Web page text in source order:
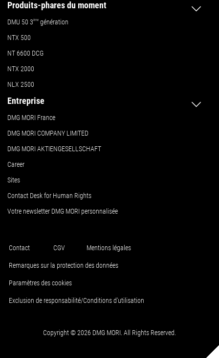
Produits-phares du moment
DMU 50 3ème génération
NTX 500
NT 6600 DCG
NTX 2000
NLX 2500
Entreprise
DMG MORI France
DMG MORI COMPANY LIMITED
DMG MORI AKTIENGESELLSCHAFT
Career
Sites
Contact Desk for Human Rights
Votre newsletter DMG MORI personnalisée
Contact CGV Mentions légales
Remarques sur la protection des données
Paramètres des cookies
Exclusion de responsabilité/Conditions d'utilisation
Copyright © 2026 DMG MORI. All Rights Reserved.